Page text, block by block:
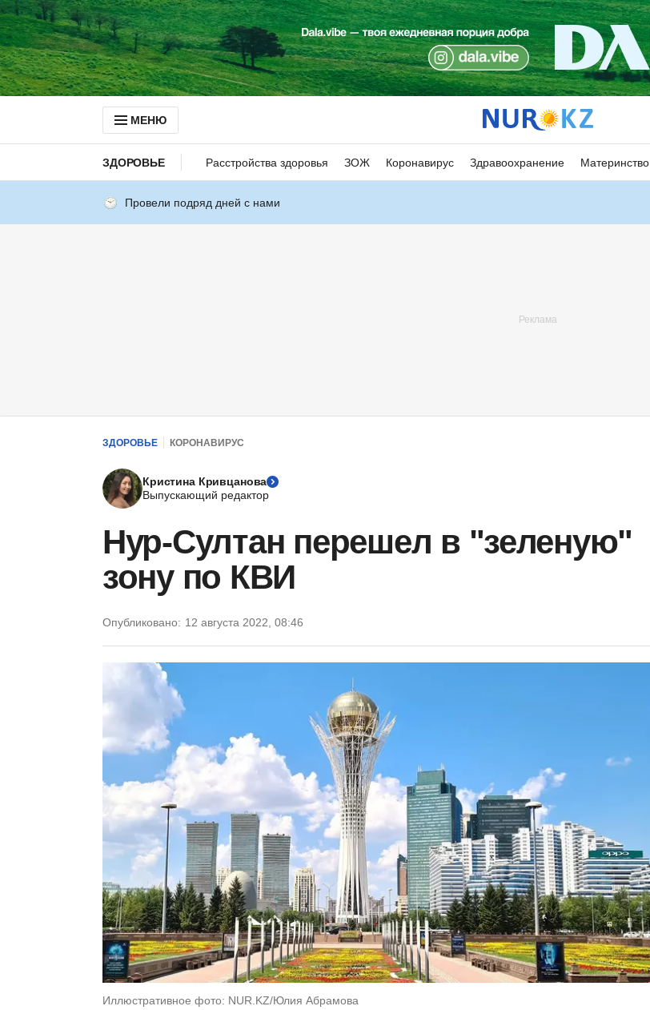
МЕНЮ
ЗДОРОВЬЕ Расстройства здоровья ЗОЖ Коронавирус Здравоохранение Материнство
Провели подряд дней с нами
ЗДОРОВЬЕ КОРОНАВИРУС
Кристина Кривцанова
Выпускающий редактор
Нур-Султан перешел в "зеленую"
зону по КВИ
Опубликовано: 12 августа 2022, 08:46
Иллюстративное фото: NUR.KZ/Юлия Абрамова